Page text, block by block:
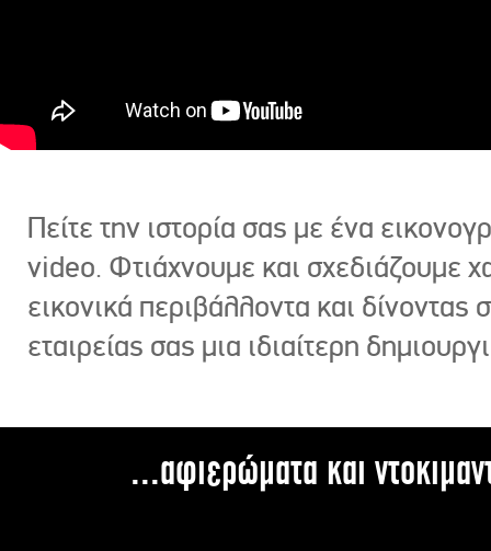
Πείτε την ιστορία σας με ένα
video. Φτιάχνουμε και σχεδιάζουμε
εικονικά περιβάλλοντα και δίνοντας
εταιρείας σας μια ιδιαίτερη
...αφιερώματα και